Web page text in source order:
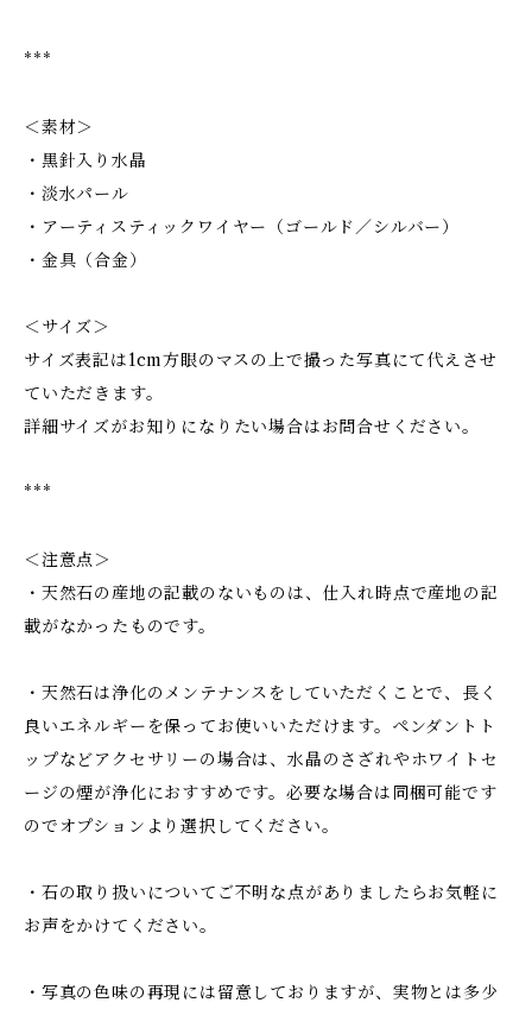
***
＜素材＞
・黒針入り水晶
・淡水パール
・アーティスティックワイヤー（ゴールド／シルバー）
・金具（合金）
＜サイズ＞
サイズ表記は1cm方眼のマスの上で撮った写真にて代えさせ
ていただきます。
詳細サイズがお知りになりたい場合はお問合せください。
***
＜注意点＞
・天然石の産地の記載のないものは、仕入れ時点で産地の記
載がなかったものです。
・天然石は浄化のメンテナンスをしていただくことで、長く
良いエネルギーを保ってお使いいただけます。ペンダントト
ップなどアクセサリーの場合は、水晶のさざれやホワイトセ
ージの煙が浄化におすすめです。必要な場合は同梱可能です
のでオプションより選択してください。
・石の取り扱いについてご不明な点がありましたらお気軽に
お声をかけてください。
・写真の色味の再現には留意しておりますが、実物とは多少